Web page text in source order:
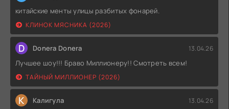
китайские менты улицы разбитых фонарей.
КЛИНОК МЯСНИКА (2026)
D Donera Donera 13.04.26
Лучшее шоу!!! Браво Миллионеру!! Смотреть всем!
ТАЙНЫЙ МИЛЛИОНЕР (2026)
К Калигула 13.04.26